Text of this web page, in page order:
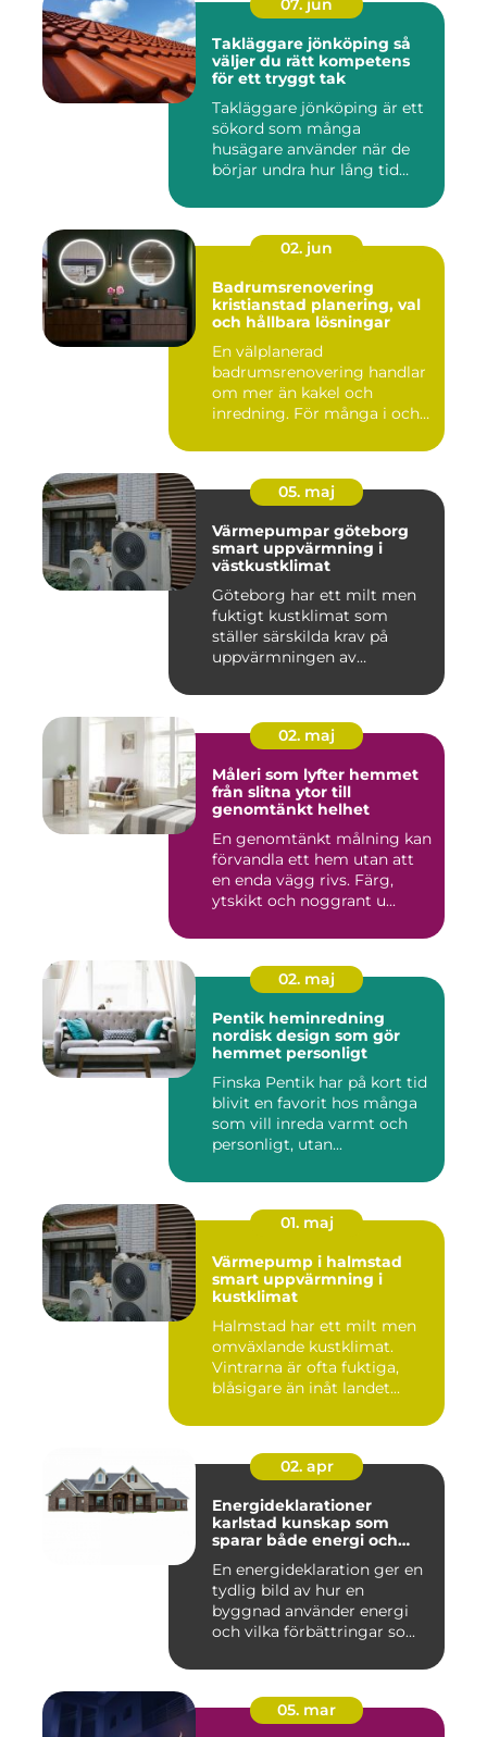
07. jun
Takläggare jönköping så
väljer du rätt kompetens
för ett tryggt tak
Takläggare jönköping är ett
sökord som många
husägare använder när de
börjar undra hur lång tid
02. jun
Badrumsrenovering
kristianstad planering, val
och hållbara lösningar
En välplanerad
badrumsrenovering handlar
om mer än kakel och
inredning. För många i och
05. maj
Värmepumpar göteborg
smart uppvärmning i
västkustklimat
Göteborg har ett milt men
fuktigt kustklimat som
ställer särskilda krav på
uppvärmningen av
02. maj
Måleri som lyfter hemmet
från slitna ytor till
genomtänkt helhet
En genomtänkt målning kan
förvandla ett hem utan att
en enda vägg rivs. Färg,
ytskikt och noggrant u...
02. maj
Pentik heminredning
nordisk design som gör
hemmet personligt
Finska Pentik har på kort tid
blivit en favorit hos många
som vill inreda varmt och
personligt, utan...
01. maj
Värmepump i halmstad
smart uppvärmning i
kustklimat
Halmstad har ett milt men
omväxlande kustklimat.
Vintrarna är ofta fuktiga,
blåsigare än inåt landet...
02. apr
Energideklarationer
karlstad kunskap som
sparar både energi och
En energideklaration ger en
tydlig bild av hur en
byggnad använder energi
och vilka förbättringar so...
05. mar